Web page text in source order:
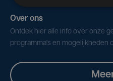
Over ons
Ontdek hier alle info over onze
programma's en mogelijkheden